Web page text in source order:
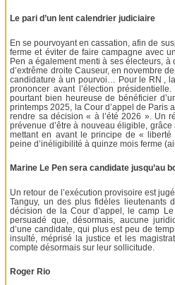
Le pari d’un lent calendrier judiciaire
En se pourvoyant en cassation, afin de
ferme et éviter de faire campagne avec
Pen a également menti à ses électeurs,
d’extrême droite Causeur, en novembre
candidature à un pourvoi… Pour le RN ,
prononcer avant l’élection
pourtant bien heureuse de bénéficier
printemps 2025, la Cour d’appel de Paris
rendre sa décision « à l’été 2026 ». Un
prévenue d’être à nouveau éligible,
mettant en avant le principe de «
peine d’inéligibilité à quinze mois ferme
Marine Le Pen sera candidate jusqu’au
Un retour de l’exécution provisoire est
Tanguy, un des plus fidèles lieutenants
décision de la Cour d’appel, le camp
persuadé que, désormais, aucune
d’une candidate, qui plus est peu de
insulté, méprisé la justice et les
compte désormais sur leur sollicitude.
Roger Rio